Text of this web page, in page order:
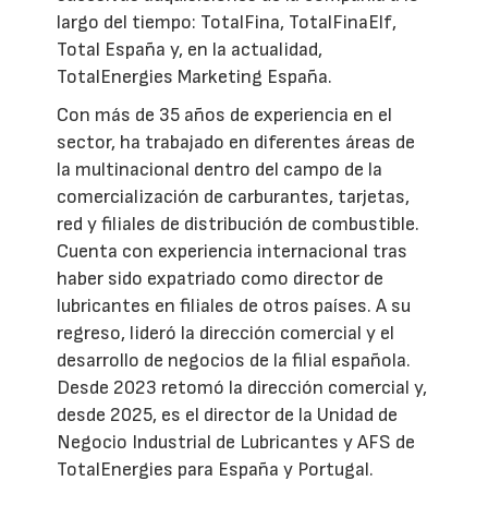
largo del tiempo: TotalFina, TotalFinaElf,
Total España y, en la actualidad,
TotalEnergies Marketing España.
Con más de 35 años de experiencia en el
sector, ha trabajado en diferentes áreas de
la multinacional dentro del campo de la
comercialización de carburantes, tarjetas,
red y filiales de distribución de combustible.
Cuenta con experiencia internacional tras
haber sido expatriado como director de
lubricantes en filiales de otros países. A su
regreso, lideró la dirección comercial y el
desarrollo de negocios de la filial española.
Desde 2023 retomó la dirección comercial y,
desde 2025, es el director de la Unidad de
Negocio Industrial de Lubricantes y AFS de
TotalEnergies para España y Portugal.